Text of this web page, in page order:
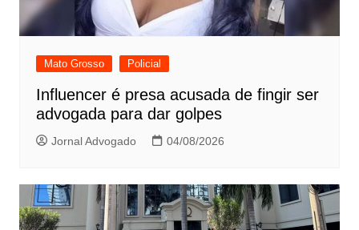
Mato Grosso Policial
Influencer é presa acusada de fingir ser
advogada para dar golpes
Jornal Advogado 04/08/2026